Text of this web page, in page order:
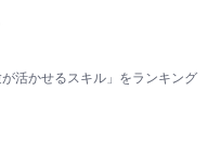
活かせるスキル」をランキング